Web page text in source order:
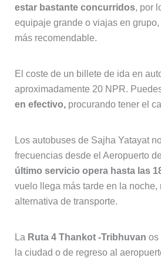
estar bastante concurridos, por
equipaje grande o viajas en
más recomendable.
El coste de un billete de ida en
aproximadamente 20 NPR.
en efectivo,procurando tener el
Los autobuses de Sajha Yatayat
frecuencias desde el Aeropuerto
último servicio opera hasta las
vuelo llega más tarde en la noche,
alternativa de transporte.
La Ruta 4 Thankot -Tribhuvan os
la ciudad o de regreso al